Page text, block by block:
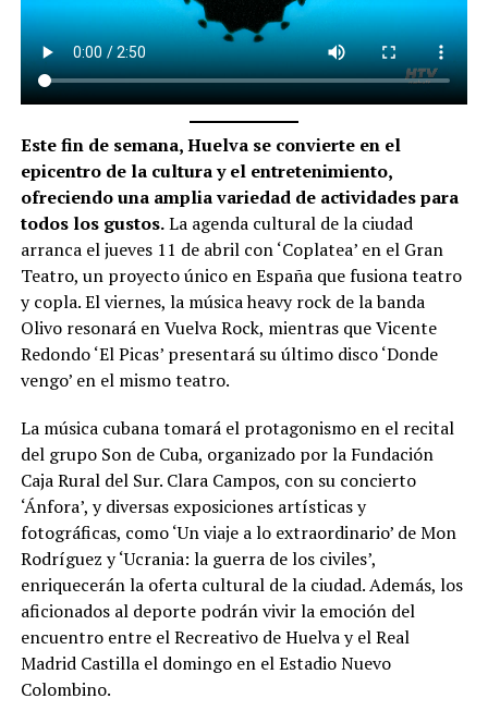
Este fin de semana, Huelva se convierte en el
epicentro de la cultura y el entretenimiento,
ofreciendo una amplia variedad de actividades para
todos los gustos.La agenda cultural de la ciudad
arranca el jueves 11 de abril con ‘Coplatea’ en el Gran
Teatro, un proyecto único en España que fusiona teatro
y copla. El viernes, la música heavy rock de la banda
Olivo resonará en Vuelva Rock, mientras que Vicente
Redondo ‘El Picas’ presentará su último disco ‘Donde
vengo’ en el mismo teatro.
La música cubana tomará el protagonismo en el recital
del grupo Son de Cuba, organizado por la Fundación
Caja Rural del Sur. Clara Campos, con su concierto
‘Ánfora’, y diversas exposiciones artísticas y
fotográficas, como ‘Un viaje a lo extraordinario’ de Mon
Rodríguez y ‘Ucrania: la guerra de los civiles’,
enriquecerán la oferta cultural de la ciudad. Además, los
aficionados al deporte podrán vivir la emoción del
encuentro entre el Recreativo de Huelva y el Real
Madrid Castilla el domingo en el Estadio Nuevo
Colombino.